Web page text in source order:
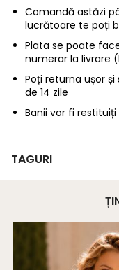
Comandă astăzi
lucrătoare te poți
Plata se poate
numerar la livrare
Poți returna ușor
de 14 zile
Banii vor fi
TAGURI